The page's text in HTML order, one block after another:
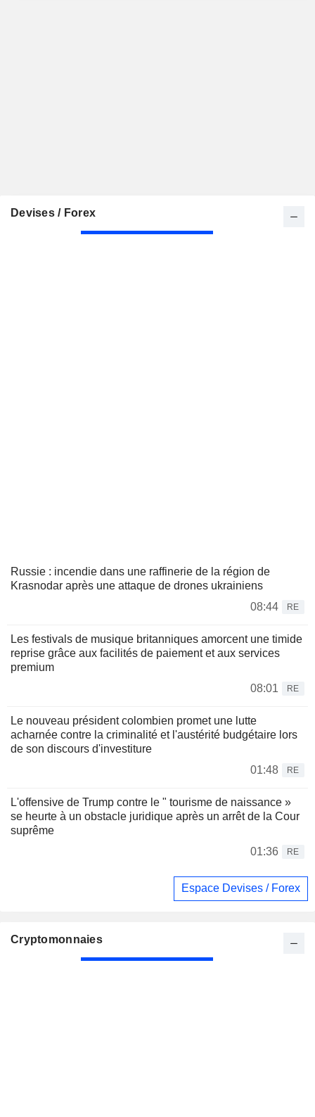
Devises / Forex
Russie : incendie dans une raffinerie de la région de
Krasnodar après une attaque de drones ukrainiens
08:44
RE
Les festivals de musique britanniques amorcent une timide
reprise grâce aux facilités de paiement et aux services
premium
08:01
RE
Le nouveau président colombien promet une lutte
acharnée contre la criminalité et l'austérité budgétaire lors
de son discours d'investiture
01:48
RE
L'offensive de Trump contre le " tourisme de naissance »
se heurte à un obstacle juridique après un arrêt de la Cour
suprême
01:36
RE
Espace Devises / Forex
Cryptomonnaies